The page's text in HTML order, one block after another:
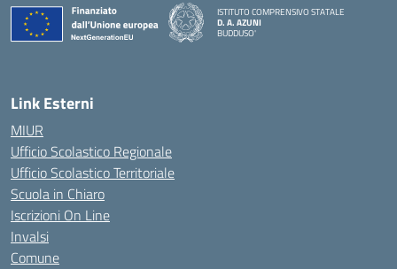
ISTITUTO COMPRENSIVO STATALE
D. A. AZUNI
BUDDUSO'
Link Esterni
MIUR
Ufficio Scolastico Regionale
Ufficio Scolastico Territoriale
Scuola in Chiaro
Iscrizioni On Line
Invalsi
Comune